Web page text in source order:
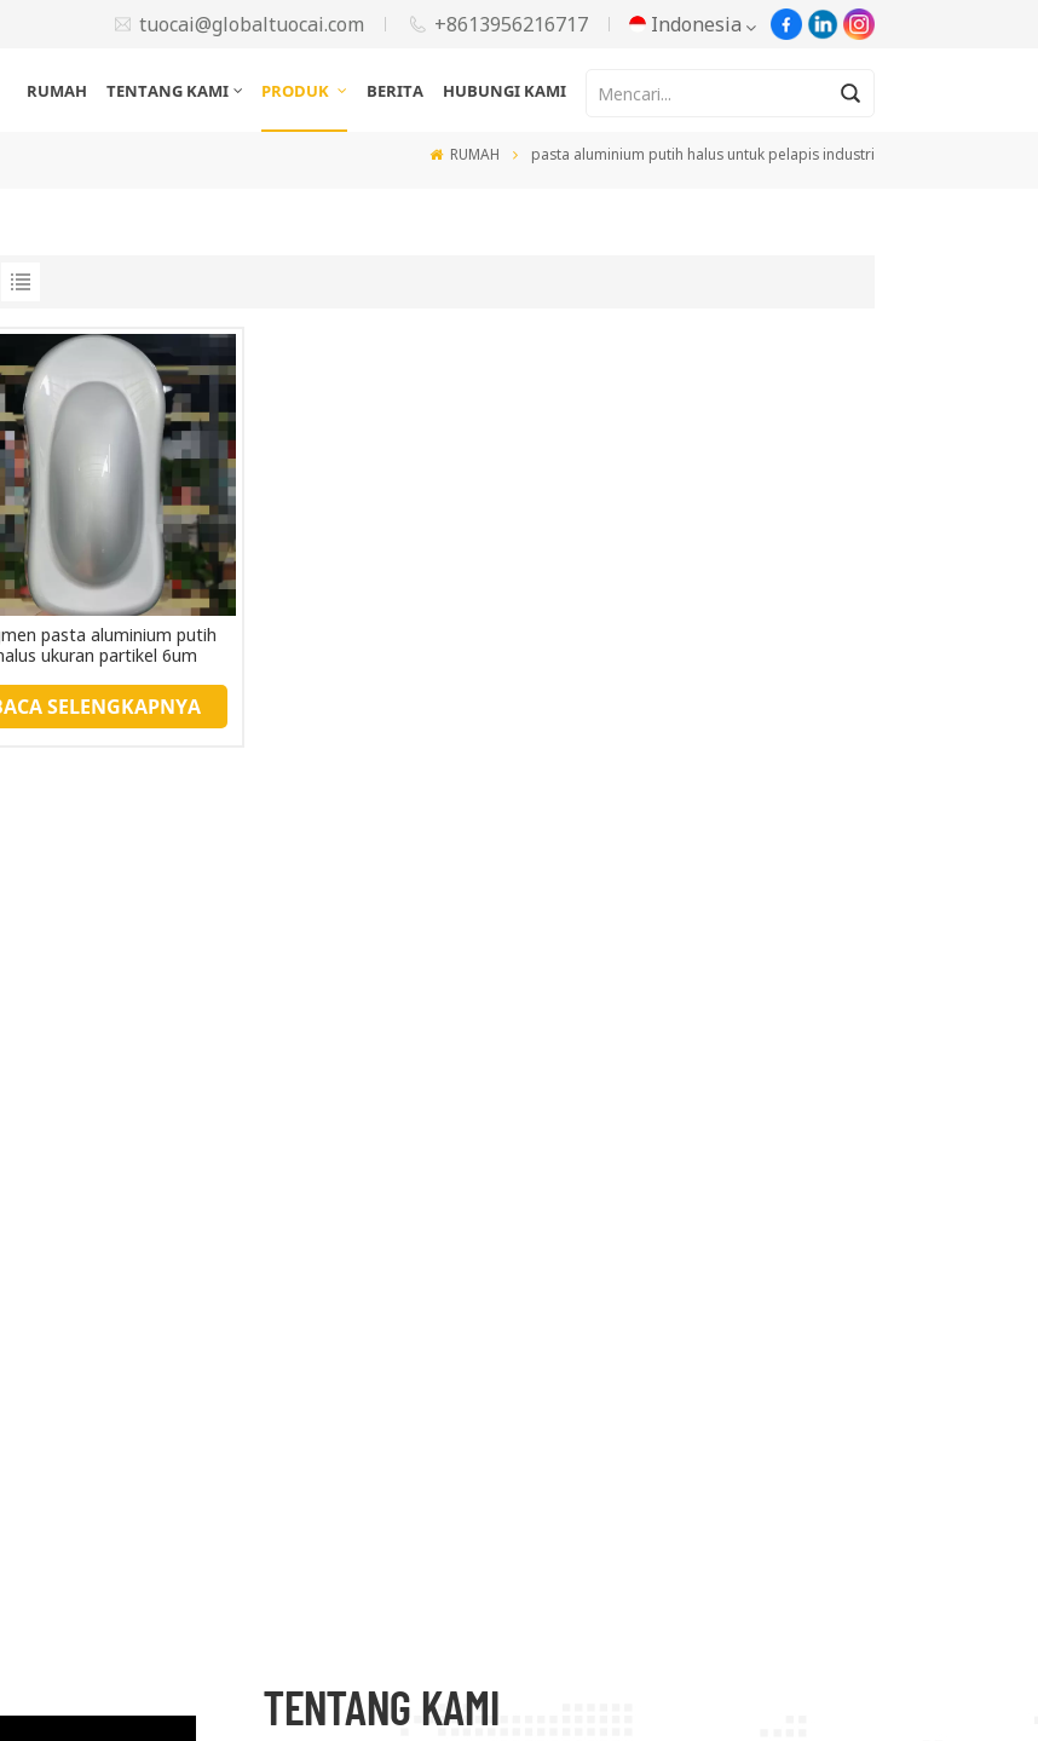
tuocai@globaltuocai.com +8613956216717 Indonesia
RUMAH TENTANG KAMI PRODUK BERITA HUBUNGI KAMI
RUMAH pasta aluminium putih halus untuk pelapis industri
pasta aluminium putih
ukuran partikel 6um
SELENGKAPNYA
TENTANG KAMI